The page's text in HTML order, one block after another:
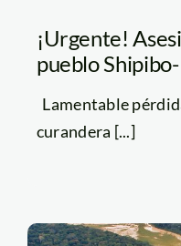
¡Urgente!
pueblo
Lamentable
curandera [...]